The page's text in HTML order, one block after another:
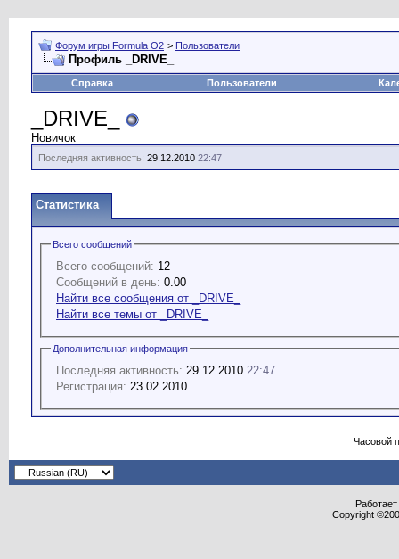
Форум игры Formula O2 > Пользователи
Профиль _DRIVE_
Справка Пользователи
_DRIVE_
Новичок
Последняя активность: 29.12.2010 22:47
Статистика
Всего сообщений
Всего сообщений: 12
Сообщений в день: 0.00
Найти все сообщения от _DRIVE_
Найти все темы от _DRIVE_
Дополнительная информация
Последняя активность: 29.12.2010 22:47
Регистрация: 23.02.2010
Часовой
Copyright